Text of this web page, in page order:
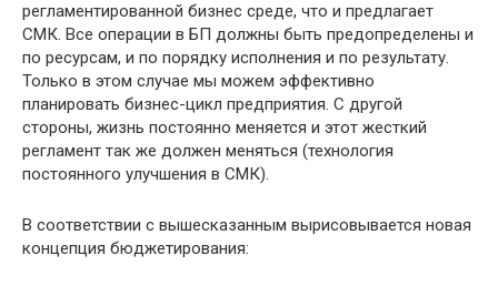
регламентированной бизнес среде, что и предлагает
СМК. Все операции в БП должны быть предопределены и
по ресурсам, и по порядку исполнения и по результату.
Только в этом случае мы можем эффективно
планировать бизнес-цикл предприятия. С другой
стороны, жизнь постоянно меняется и этот жесткий
регламент так же должен меняться (технология
постоянного улучшения в СМК).
В соответствии с вышесказанным вырисовывается новая
концепция бюджетирования: